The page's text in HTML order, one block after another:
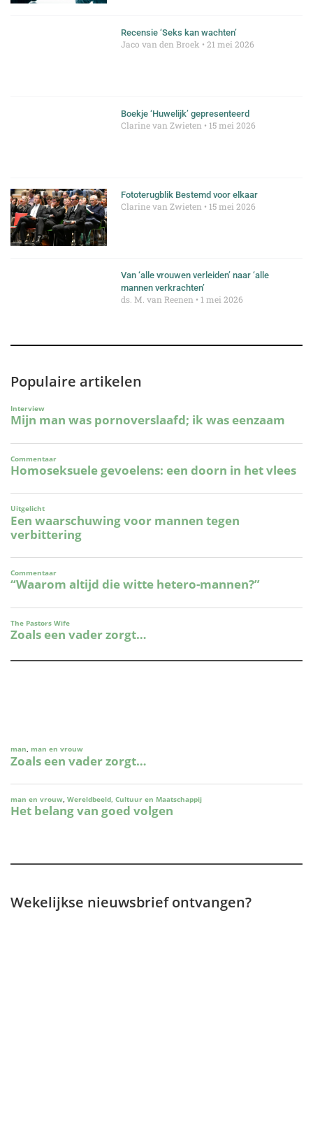
Recensie ‘Seks kan wachten’
Jaco van den Broek 21 mei 2026
Boekje ‘Huwelijk’ gepresenteerd
Clarine van Zwieten 15 mei 2026
Fototerugblik Bestemd voor elkaar
Clarine van Zwieten 15 mei 2026
Van ‘alle vrouwen verleiden’ naar ‘alle
mannen verkrachten’
ds. M. van Reenen 1 mei 2026
Populaire artikelen
Wekelijkse nieuwsbrief ontvangen?